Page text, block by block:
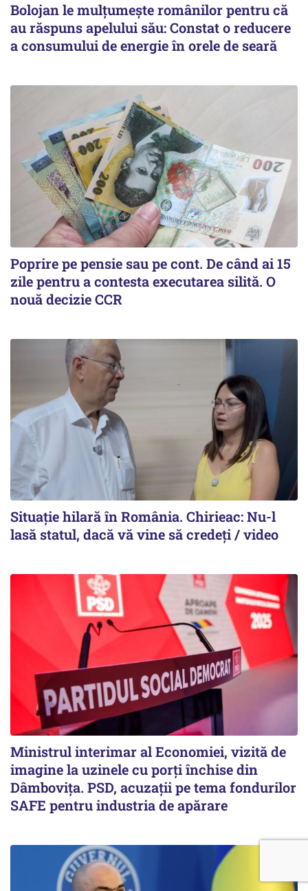
Bolojan le mulțumește românilor pentru că
au răspuns apelului său: Constat o reducere
a consumului de energie în orele de seară
Poprire pe pensie sau pe cont. De când ai 15
zile pentru a contesta executarea silită. O
nouă decizie CCR
Situație hilară în România. Chirieac: Nu-l
lasă statul, dacă vă vine să credeți / video
Ministrul interimar al Economiei, vizită de
imagine la uzinele cu porți închise din
Dâmbovița. PSD, acuzații pe tema fondurilor
SAFE pentru industria de apărare